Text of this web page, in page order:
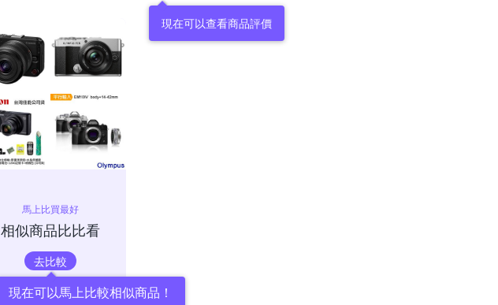
現在可以查看商品評價
馬上比買最好
相似商品比比看
去比較
現在可以馬上比較相似商品！